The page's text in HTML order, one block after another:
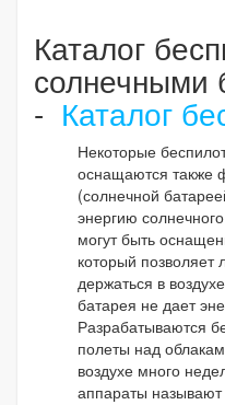
Каталог
солнечными
- Каталог
Некоторые
оснащаются также
(солнечной
энергию
могут быть
который позволяет
держаться в
батарея не дает
Разрабатываются
полеты над
воздухе много
аппараты называют